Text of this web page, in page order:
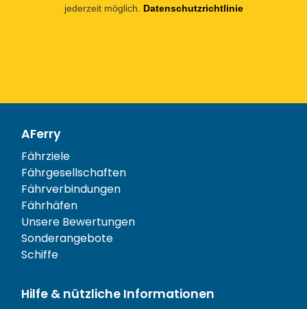
jederzeit möglich.
Datenschutzrichtlinie
AFerry
Fährziele
Fährgesellschaften
Fährverbindungen
Fährhäfen
Unsere Bewertungen
Sonderangebote
Schiffe
Hilfe & nützliche Informationen